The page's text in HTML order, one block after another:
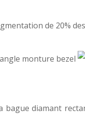
de 20%
diamant